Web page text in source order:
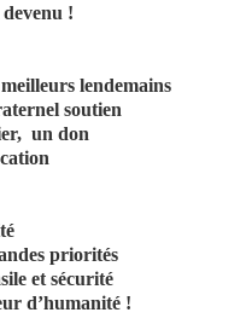
!
lendemains
soutien
un don
priorités
et sécurité
d’humanité !